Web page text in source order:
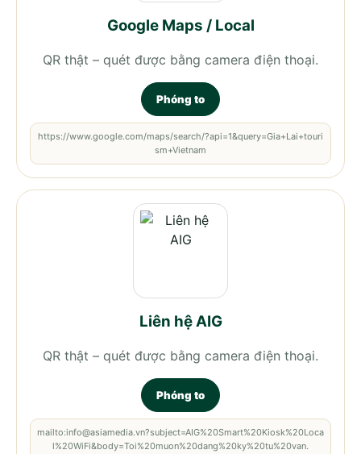
Google Maps / Local
QR thật – quét được bằng camera điện thoại.
Phóng to
https://www.google.com/maps/search/?api=1&query=Gia+Lai+touri
sm+Vietnam
Liên hệ AIG
QR thật – quét được bằng camera điện thoại.
Phóng to
mailto:info@asiamedia.vn?subject=AIG%20Smart%20Kiosk%20Loca
l%20WiFi&body=Toi%20muon%20dang%20ky%20tu%20van.